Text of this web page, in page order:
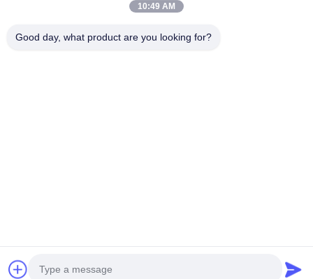
Suscríbete a nuestro boletín para obtener descuentos y más.
autor 2026 ZHEJIANG EVERGEAR DRIVE CO.,LTD Todo. Todos
los derechos reservados.
10:49 AM
Good day, what product are you looking for?